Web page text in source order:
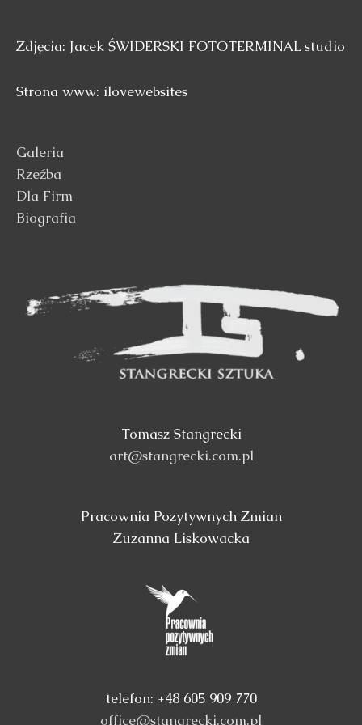
Zdjęcia: Jacek ŚWIDERSKI FOTOTERMINAL studio
Strona www: ilovewebsites
Galeria
Rzeźba
Dla Firm
Biografia
Tomasz Stangrecki
art@stangrecki.com.pl
Pracownia Pozytywnych Zmian
Zuzanna Liskowacka
telefon: +48 605 909 770
office@stangrecki.com.pl